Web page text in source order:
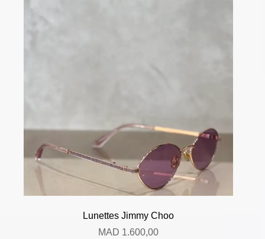
Lunettes Jimmy Choo
MAD 1.600,00